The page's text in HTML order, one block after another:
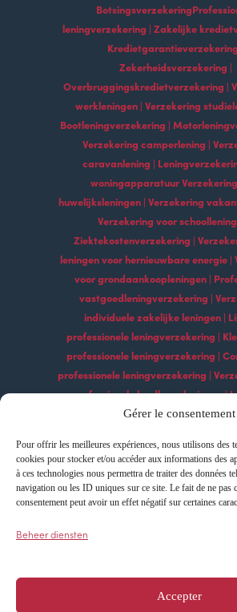
Gérer le consentement
Pour offrir les meilleures expériences, nous utilisons des
cookies pour stocker et/ou accéder aux informations des
à ces technologies nous permettra de traiter des données
navigation ou les ID uniques sur ce site. Le fait de ne pas
consentement peut avoir un effet négatif sur certaines
Beheer diensten
Accepter
leningverzekering | Zakelijke
Zekerheidsverzekering |
Overbruggingskredietverzekering |
werkleningen | Verzekering
Bootleningverzekering |
Verzekering camperlening |
caravanlening |
woningapparatuur
huwelijksleningen | Verzekering
Verzekering voor
Ziektekostenverzekering |
leningen voor hernieuwbare energie |
voor grondaankoopleningen |
vastgoedleningverzekering |
individuele zakelijke leningen |
professionele leningverzekering |
professionele leningverzekering |
professionele leningverzekering |
professionele landbouwleningen |
professionele leningverzekering |
leningverzekeringsdiensten |
technologische leningverzekering
exportleningverzekering |
leningverzekering importeren |